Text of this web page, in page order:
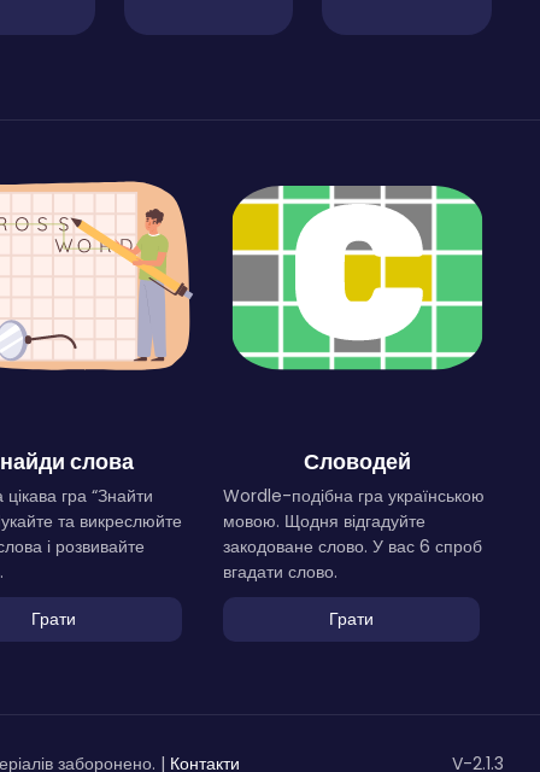
слова
гра “Знайти
та викреслюйте
і розвивайте
Грати
Словодей
Wordle-подібна гра українською
мовою. Щодня відгадуйте
закодоване слово. У вас 6 спроб
вгадати слово.
Грати
заборонено. | Контакти V-2.1.3